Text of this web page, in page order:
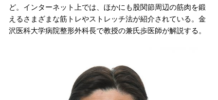
ど。インターネット上では、ほかにも股関節周辺の筋肉を鍛
えるさまざまな筋トレやストレッチ法が紹介されている。金
沢医科大学病院整形外科長で教授の兼氏歩医師が解説する。